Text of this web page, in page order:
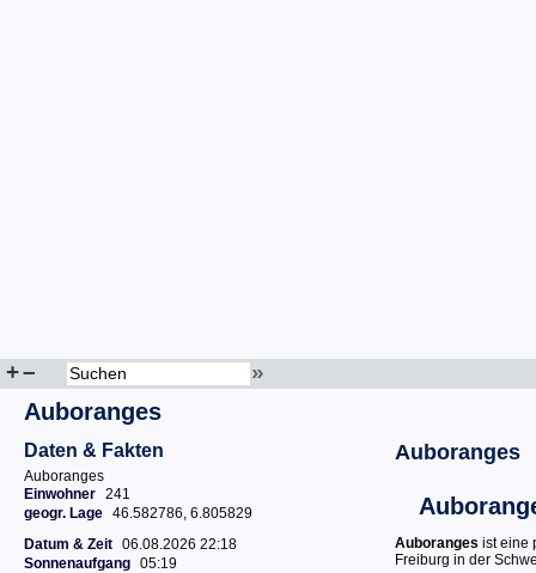
+– »
Auboranges
Daten & Fakten
Auboranges
Einwohner 241
geogr. Lage 46.582786, 6.805829
Datum & Zeit 06.08.2026 22:18
Sonnenaufgang 05:19
Auboranges
Auboranges ist eine
Freiburg in der